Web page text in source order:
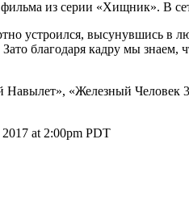
из серии «Хищник». В
устроился, высунувшись в
благодаря кадру мы
«Железный Человек
at 2:00pm PDT